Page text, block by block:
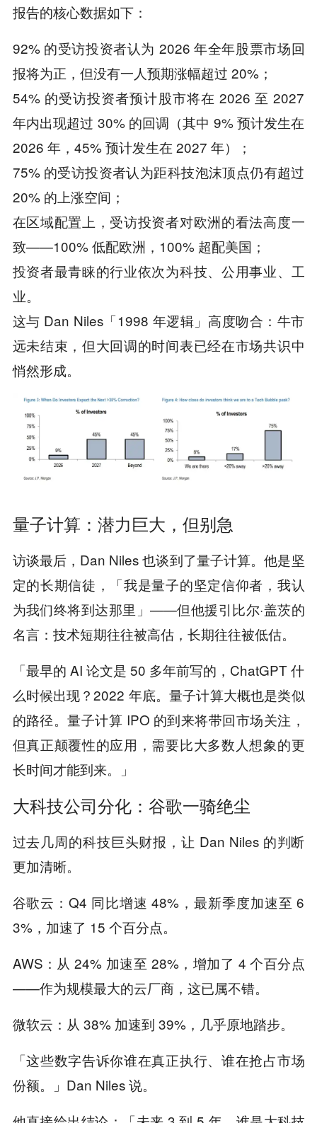
报告的核心数据如下：
92% 的受访投资者认为 2026 年全年股票市场回
报将为正，但没有一人预期涨幅超过 20%；
54% 的受访投资者预计股市将在 2026 至 2027
年内出现超过 30% 的回调（其中 9% 预计发生在
2026 年，45% 预计发生在 2027 年）；
75% 的受访投资者认为距科技泡沫顶点仍有超过
20% 的上涨空间；
在区域配置上，受访投资者对欧洲的看法高度一
致——100% 低配欧洲，100% 超配美国；
投资者最青睐的行业依次为科技、公用事业、工
业。
这与 Dan Niles「1998 年逻辑」高度吻合：牛市
远未结束，但大回调的时间表已经在市场共识中
悄然形成。
量子计算：潜力巨大，但别急
访谈最后，Dan Niles 也谈到了量子计算。他是坚
定的长期信徒，「我是量子的坚定信仰者，我认
为我们终将到达那里」——但他援引比尔·盖茨的
名言：技术短期往往被高估，长期往往被低估。
「最早的 AI 论文是 50 多年前写的，ChatGPT 什
么时候出现？2022 年底。量子计算大概也是类似
的路径。量子计算 IPO 的到来将带回市场关注，
但真正颠覆性的应用，需要比大多数人想象的更
长时间才能到来。」
大科技公司分化：谷歌一骑绝尘
过去几周的科技巨头财报，让 Dan Niles 的判断
更加清晰。
谷歌云：Q4 同比增速 48%，最新季度加速至 6
3%，加速了 15 个百分点。
AWS：从 24% 加速至 28%，增加了 4 个百分点
——作为规模最大的云厂商，这已属不错。
微软云：从 38% 加速到 39%，几乎原地踏步。
「这些数字告诉你谁在真正执行、谁在抢占市场
份额。」Dan Niles 说。